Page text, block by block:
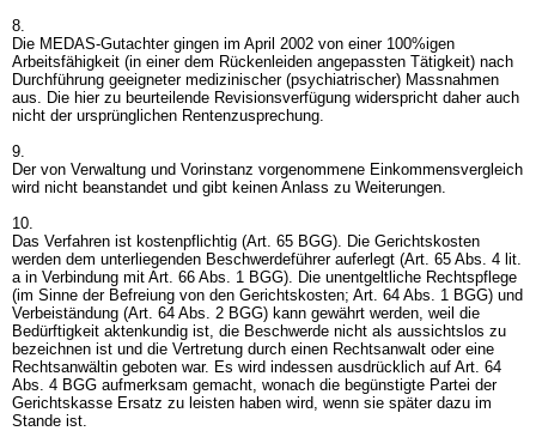
8.
Die MEDAS-Gutachter gingen im April 2002 von einer 100%igen
Arbeitsfähigkeit (in einer dem Rückenleiden angepassten Tätigkeit) nach
Durchführung geeigneter medizinischer (psychiatrischer) Massnahmen
aus. Die hier zu beurteilende Revisionsverfügung widerspricht daher auch
nicht der ursprünglichen Rentenzusprechung.
9.
Der von Verwaltung und Vorinstanz vorgenommene Einkommensvergleich
wird nicht beanstandet und gibt keinen Anlass zu Weiterungen.
10.
Das Verfahren ist kostenpflichtig (Art. 65 BGG). Die Gerichtskosten
werden dem unterliegenden Beschwerdeführer auferlegt (Art. 65 Abs. 4 lit.
a in Verbindung mit Art. 66 Abs. 1 BGG). Die unentgeltliche Rechtspflege
(im Sinne der Befreiung von den Gerichtskosten; Art. 64 Abs. 1 BGG) und
Verbeiständung (Art. 64 Abs. 2 BGG) kann gewährt werden, weil die
Bedürftigkeit aktenkundig ist, die Beschwerde nicht als aussichtslos zu
bezeichnen ist und die Vertretung durch einen Rechtsanwalt oder eine
Rechtsanwältin geboten war. Es wird indessen ausdrücklich auf Art. 64
Abs. 4 BGG aufmerksam gemacht, wonach die begünstigte Partei der
Gerichtskasse Ersatz zu leisten haben wird, wenn sie später dazu im
Stande ist.